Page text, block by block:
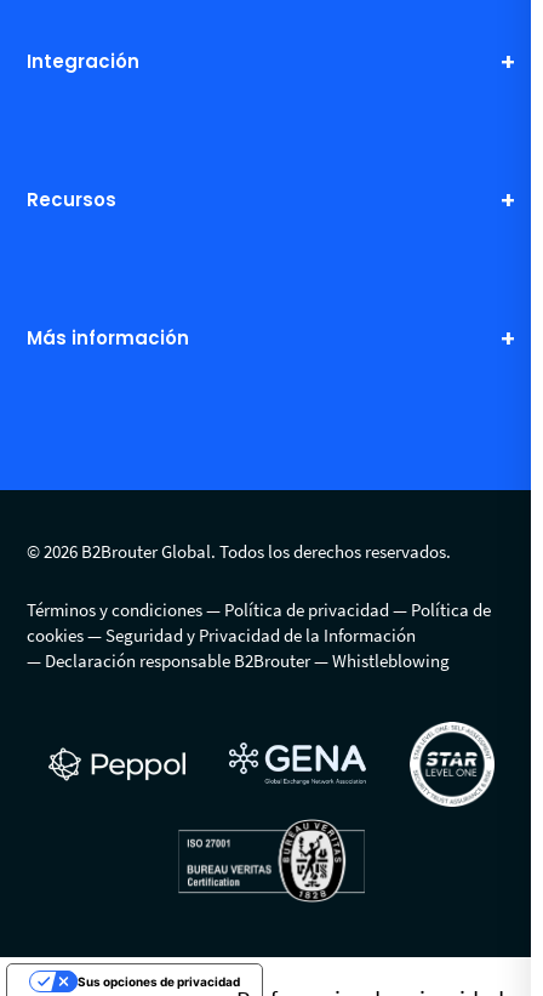
Integración
Recursos
Más información
© 2026 B2Brouter Global. Todos los derechos reservados.
Términos y condiciones Política de privacidad
Política de
cookies
Seguridad y Privacidad de la Información
Declaración responsable B2Brouter
Whistleblowing
Sus opciones de privacidad